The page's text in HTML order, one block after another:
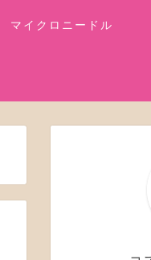
マイクロニードル